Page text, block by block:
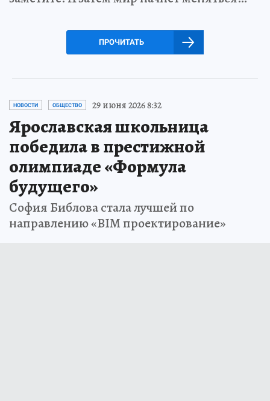
ПРОЧИТАТЬ
НОВОСТИ ОБЩЕСТВО 29 июня 2026 8:32
Ярославская школьница
победила в престижной
олимпиаде «Формула
будущего»
София Библова стала лучшей по
направлению «BIM проектирование»